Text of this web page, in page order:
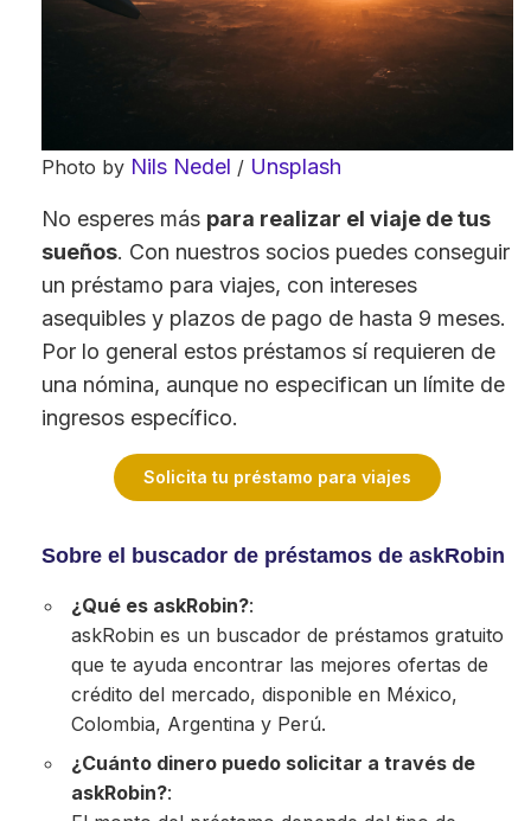
Photo by Nils Nedel / Unsplash
No esperes más para realizar el viaje de tus
sueños. Con nuestros socios puedes conseguir
un préstamo para viajes, con intereses
asequibles y plazos de pago de hasta 9 meses.
Por lo general estos préstamos sí requieren de
una nómina, aunque no especifican un límite de
ingresos específico.
Solicita tu préstamo para viajes
Sobre el buscador de préstamos de askRobin
¿Qué es askRobin?:
askRobin es un buscador de préstamos gratuito
que te ayuda encontrar las mejores ofertas de
crédito del mercado, disponible en México,
Colombia, Argentina y Perú.
¿Cuánto dinero puedo solicitar a través de
askRobin?: